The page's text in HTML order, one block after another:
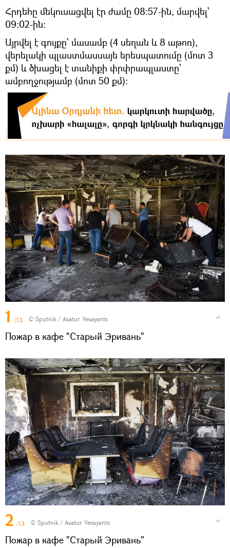
Հրդեհը մեկուսացվել էր ժամը 08:57-ին, մարվել՝
09:02-ին:
Այրվել է գույքը՝ մասամբ (4 սեղան և 8 աթոռ),
վերելակի պլաստմասսայե երեսպատումը (մոտ 3
քմ) և ծխացել է տանիքի փրփրապլաստը՝
ամբողջությամբ (մոտ 50 քմ):
1 /13 © Sputnik / Asatur Yesayants
Пожар в кафе "Старый Эривань"
2 /13 © Sputnik / Asatur Yesayants
Пожар в кафе "Старый Эривань"